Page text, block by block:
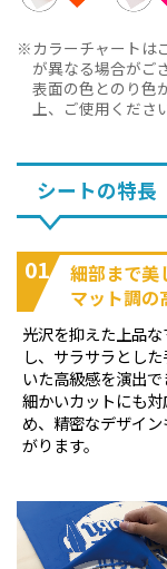
カラーチャートは
が異なる場合がご
表面の色とのり色
上、ご使用くださ
シートの特長
01
細部まで美
マット調の
光沢を抑えた上品
し、サラサラとし
いた高級感を演出で
細かいカットにも
め、精密なデザイ
がります。